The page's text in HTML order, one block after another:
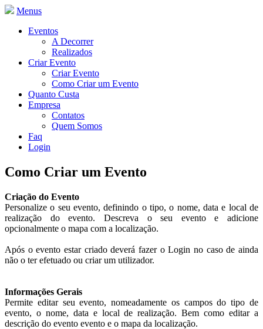
Menus
Eventos
A Decorrer
Realizados
Criar Evento
Criar Evento
Como Criar um Evento
Quanto Custa
Empresa
Contatos
Quem Somos
Faq
Login
Como Criar um Evento
Criação do Evento
Personalize o seu evento, definindo o tipo, o nome, data e local de
realização do evento. Descreva o seu evento e adicione
opcionalmente o mapa com a localização.
Após o evento estar criado deverá fazer o Login no caso de ainda
não o ter efetuado ou criar um utilizador.
Informações Gerais
Permite editar seu evento, nomeadamente os campos do tipo de
evento, o nome, data e local de realização. Bem como editar a
descrição do evento evento e o mapa da localização.